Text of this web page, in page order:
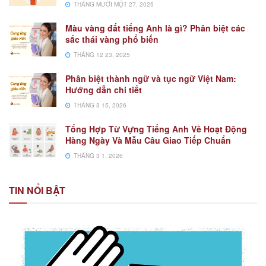
THÁNG MƯỜI MỘT 27, 2025
Màu vàng đất tiếng Anh là gì? Phân biệt các
sắc thái vàng phổ biến
THÁNG 12 23, 2025
Phân biệt thành ngữ và tục ngữ Việt Nam:
Hướng dẫn chi tiết
THÁNG 3 15, 2026
Tổng Hợp Từ Vựng Tiếng Anh Về Hoạt Động
Hàng Ngày Và Mẫu Câu Giao Tiếp Chuẩn
THÁNG 3 1, 2026
TIN NỔI BẬT